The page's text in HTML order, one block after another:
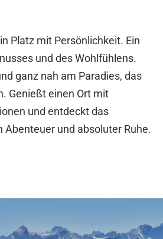
Platz mit Persönlichkeit. Ein
und des Wohlfühlens.
ganz nah am Paradies, das
Genießt einen Ort mit
und entdeckt das
Abenteuer und absoluter Ruhe.